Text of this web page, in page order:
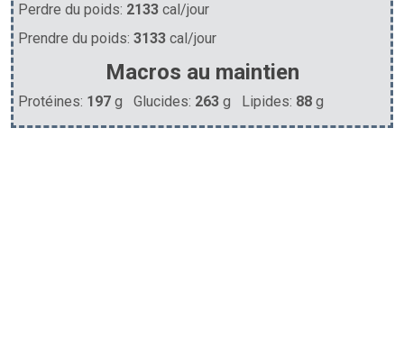
Perdre du poids: 2133 cal/jour
Prendre du poids: 3133 cal/jour
Macros au maintien
Protéines: 197 g Glucides: 263 g Lipides: 88 g